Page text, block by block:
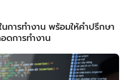
นการทำงาน พร้อมให้คำปรึกษา
ดการทำงาน